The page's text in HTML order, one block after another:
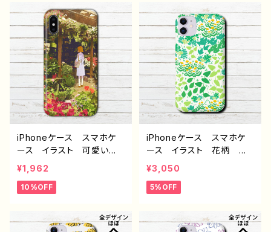
Android アンドロイ
ド ケース スマホカバ
ー 携帯 ハードケース
アイフォンケース おすす
め 人気 クリエイター
ノンブランド オリジナル
デザイン グッズ タイト
ル：flower J1-9
ne15/14/13/12/11 AQUO
S sense 4 5 6 Xperia
Googlepixel Galaxy
Android アンドロイ
ド ケース ノンブランド
オリジナル デザイン グッ
ズ タイトル：シンプルスマ
ホケースPART452 J1-9
iPhoneケース スマホケ
ース イラスト 可愛い女
の子 おしゃれ かわい
い エモい 花 風景 綺
麗 美しい 景色 ノスタ
ス 女子 iPhone15/14/1
3/12/11 AQUOS sense
¥1,962
10%OFF
iPhoneケース スマホケ
ース イラスト 花柄 シ
ンプル おしゃれ かわい
い iPhone15/14/13/12/11
AQUOS Xperia Goo
oid 人気 オリジナル
デザイン グッズ 個性
¥3,050
5%OFF